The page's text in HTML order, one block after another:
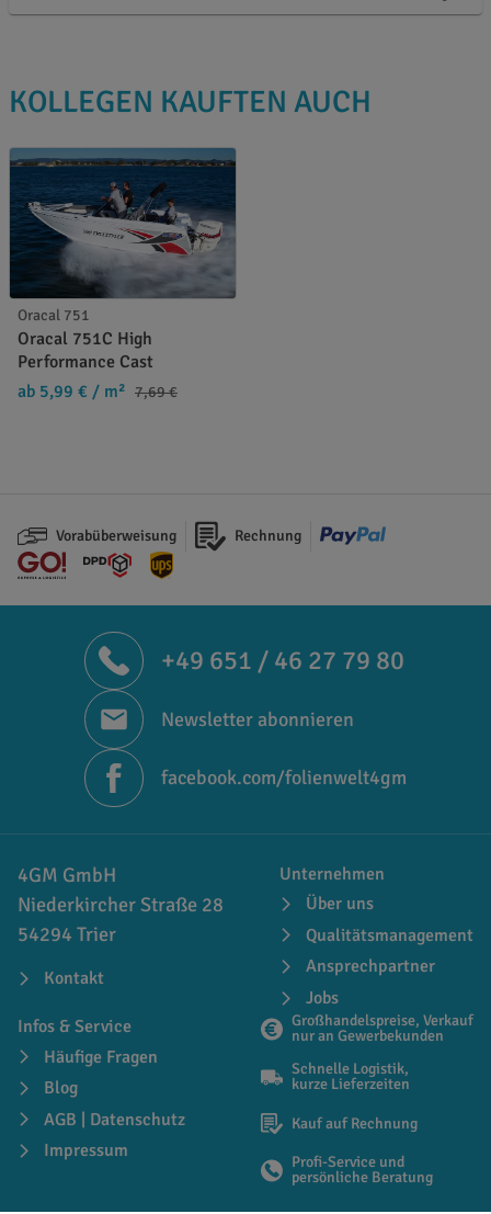
KOLLEGEN KAUFTEN AUCH
Oracal 751
Oracal 751C High
Performance Cast
ab 5,99 € / m² 7,69 €
Vorabüberweisung Rechnung
+49 651 / 46 27 79 80
Newsletter abonnieren
facebook.com/folienwelt4gm
4GM GmbH
Niederkircher Straße 28
54294 Trier
Kontakt
Unternehmen
Über uns
Qualitätsmanagement
Ansprechpartner
Jobs
Infos & Service
Häufige Fragen
Blog
AGB | Datenschutz
Impressum
Großhandelspreise, Verkauf
nur an Gewerbekunden
Schnelle Logistik,
kurze Lieferzeiten
Kauf auf Rechnung
Profi-Service und
persönliche Beratung